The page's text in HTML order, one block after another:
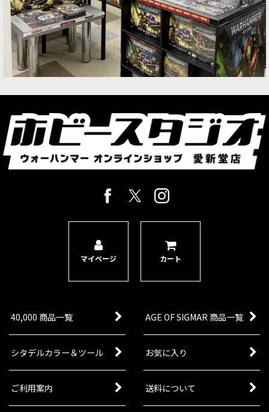
マイページ カート
40,000 商品一覧 AGE OF SIGMAR 商品一覧
シタデルカラー＆ツール お気に入り
ご利用案内 送料について